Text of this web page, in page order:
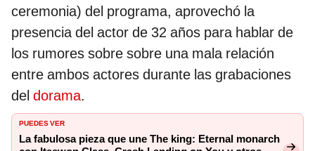
ceremonia) del programa, aprovechó la
presencia del actor de 32 años para hablar de
los rumores sobre sobre una mala relación
entre ambos actores durante las grabaciones
del dorama.
PUEDES VER
La fabulosa pieza que une The king: Eternal monarch